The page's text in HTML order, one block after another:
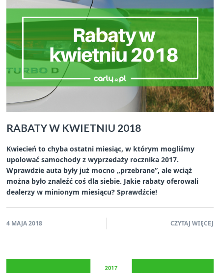
RABATY W KWIETNIU 2018
Kwiecień to chyba ostatni miesiąc, w którym mogliśmy
upolować samochody z wyprzedaży rocznika 2017.
Wprawdzie auta były już mocno „przebrane”, ale wciąż
można było znaleźć coś dla siebie. Jakie rabaty oferowali
dealerzy w minionym miesiącu? Sprawdźcie!
4 MAJA 2018 CZYTAJ WIĘCEJ